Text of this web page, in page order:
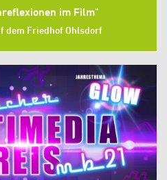
im Film"
dem Friedhof Ohlsdorf